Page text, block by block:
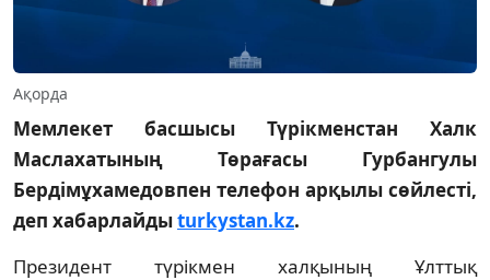
Ақорда
Мемлекет басшысы Түрікменстан Халк
Маслахатының Төрағасы Гурбангулы
Бердімұхамедовпен телефон арқылы сөйлесті,
деп хабарлайдыturkystan.kz.
Президент түрікмен халқының Ұлттық